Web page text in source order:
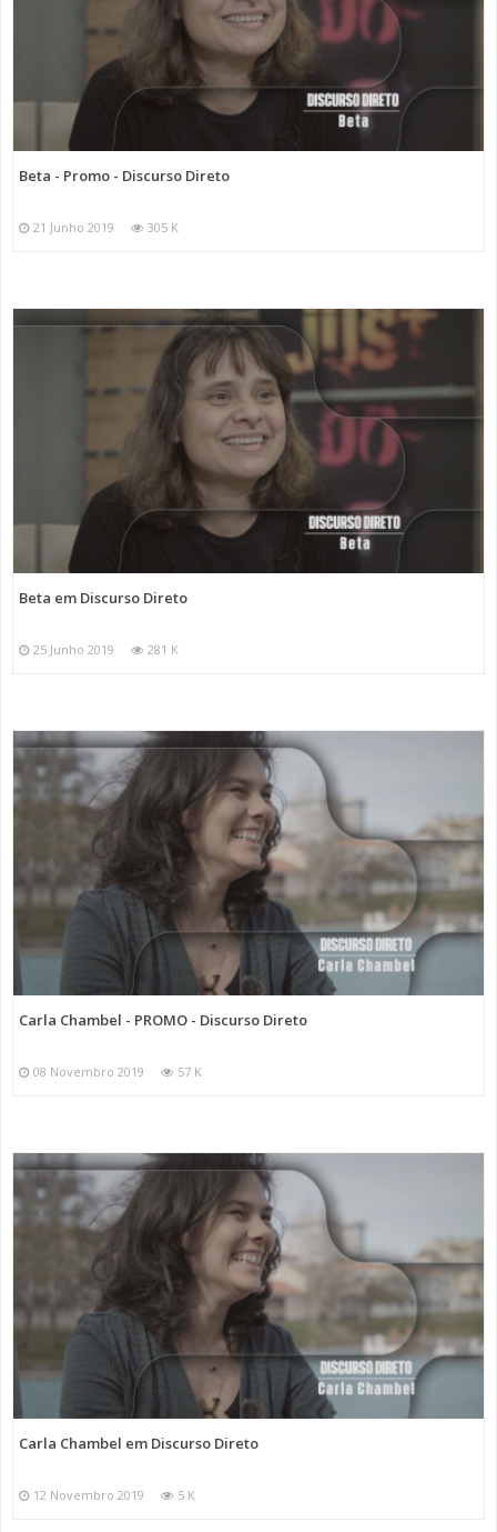
Beta - Promo - Discurso Direto
21 Junho 2019 305 K
Beta em Discurso Direto
25 Junho 2019 281 K
Carla Chambel - PROMO - Discurso Direto
08 Novembro 2019 57 K
Carla Chambel em Discurso Direto
12 Novembro 2019 5 K